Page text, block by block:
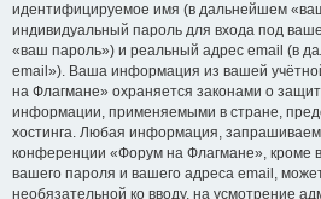
идентифицируемое имя (в дальнейшем
индивидуальный пароль для входа под
«ваш пароль») и реальный адрес email (в
email»). Ваша информация из вашей
на Флагмане» охраняется законами о
информации, применяемыми в стране,
хостинга. Любая информация,
конференции «Форум на Флагмане», кроме
вашего пароля и вашего адреса email,
необязательной ко вводу, на усмотрение